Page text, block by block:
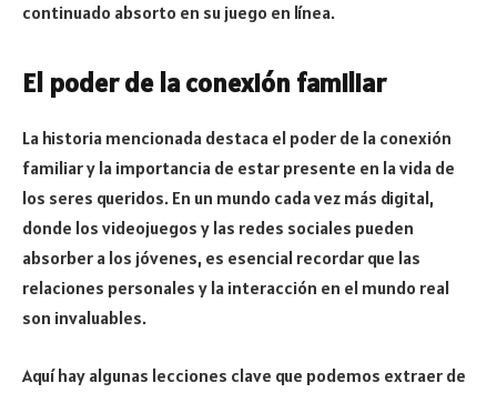
continuado absorto en su juego en línea.
El poder de la conexión familiar
La historia mencionada destaca el poder de la conexión
familiar y la importancia de estar presente en la vida de
los seres queridos. En un mundo cada vez más digital,
donde los videojuegos y las redes sociales pueden
absorber a los jóvenes, es esencial recordar que las
relaciones personales y la interacción en el mundo real
son invaluables.
Aquí hay algunas lecciones clave que podemos extraer de